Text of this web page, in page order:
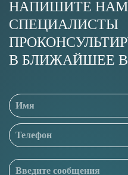
НАПИШИТЕ
СПЕЦИАЛИСТЫ
В БЛИЖАЙШЕЕ